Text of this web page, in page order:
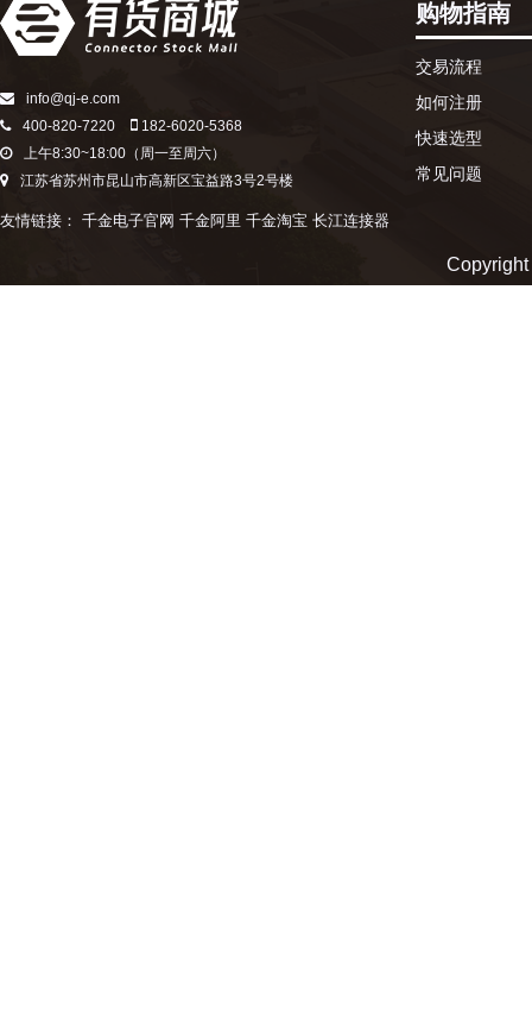
info@qj-e.com
400-820-7220
182-6020-5368
上午8:30~18:00（周一至周六）
江苏省苏州市昆山市高新区宝益路3号2号楼
购物指南
交易流程
如何注册
快速选型
常见问题
友情链接： 千金电子官网 千金阿里 千金淘宝 长江连接器